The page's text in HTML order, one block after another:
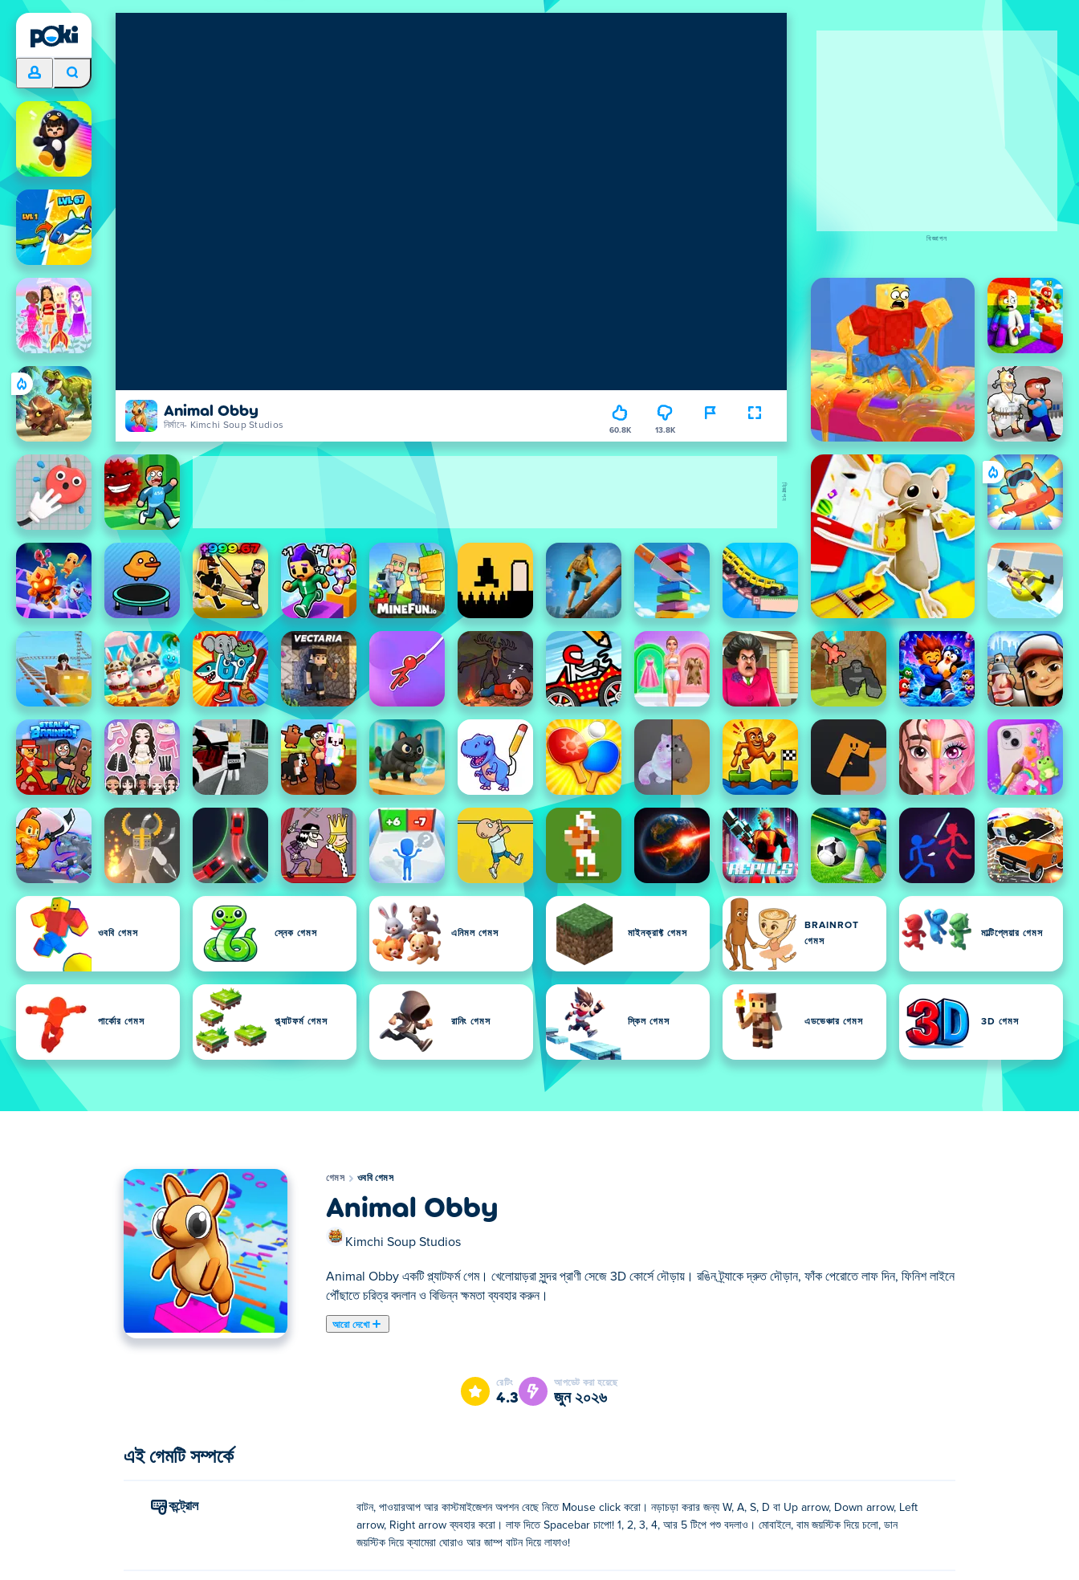
Animal Obby
নির্মানে- Kimchi Soup Studios 60.8K 13.8K
ওববি গেমস স্নেক গেমস এনিমল গেমস মাইনক্রাফ্ট গেমস
BRAINROT
গেমস
মাল্টিপ্লেয়ার গেমস
পার্কোর গেমস প্ল্যাটফর্ম গেমস রানিং গেমস স্কিল গেমস এডভেঞ্চার গেমস 3D গেমস
বিজ্ঞাপন
বিজ্ঞাপন
গেমস ওববি গেমস
Animal Obby
Kimchi Soup Studios
Animal Obby একটি প্ল্যাটফর্ম গেম। খেলোয়াড়রা সুন্দর প্রাণী সেজে 3D কোর্সে দৌড়ায়। রঙিন ট্র্যাকে দ্রুত দৌড়ান, ফাঁক পেরোতে লাফ দিন, ফিনিশ লাইনে
পৌঁছাতে চরিত্র বদলান ও বিভিন্ন ক্ষমতা ব্যবহার করুন।
আরো দেখো
অ্যানিমেল ওবি হল একটি উত্তেজনাপূর্ণ বাধা কোর্স গেম যেখানে আপনি চ্যালেঞ্জিং স্তরগুলি সম্পূর্ণ করতে পাঁচটি প্রাণীর (গেকো, বানর, ক্যাঙ্গারু, টার্কি এবং হাতি) মধ্যে স্যুইচ করেন। প্রতিটি প্রাণীর বিশেষ ক্ষমতা
ঝাঁপ দাও: স্পেসবার;
রেটিং
4.3
আপডেট করা হয়েছে
জুন ২০২৬
এই গেমটি সম্পর্কে
কন্ট্রোল
বাটন, পাওয়ারআপ আর কাস্টমাইজেশন অপশন বেছে নিতে Mouse click করো। নড়াচড়া করার জন্য W, A, S, D বা Up arrow, Down arrow, Left
arrow, Right arrow ব্যবহার করো। লাফ দিতে Spacebar চাপো! 1, 2, 3, 4, আর 5 টিপে পশু বদলাও। মোবাইলে, বাম জয়স্টিক দিয়ে চলো, ডান
জয়স্টিক দিয়ে ক্যামেরা ঘোরাও আর জাম্প বাটন দিয়ে লাফাও!